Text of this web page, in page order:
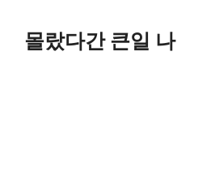
몰랐다간 큰일 나